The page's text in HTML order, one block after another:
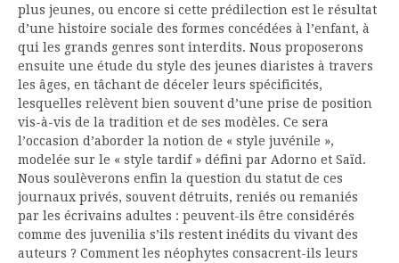
plus jeunes, ou encore si cette prédilection est le résultat
d’une histoire sociale des formes concédées à l’enfant, à
qui les grands genres sont interdits. Nous proposerons
ensuite une étude du style des jeunes diaristes à travers
les âges, en tâchant de déceler leurs spécificités,
lesquelles relèvent bien souvent d’une prise de position
vis-à-vis de la tradition et de ses modèles. Ce sera
l’occasion d’aborder la notion de « style juvénile »,
modelée sur le « style tardif » défini par Adorno et Saïd.
Nous soulèverons enfin la question du statut de ces
journaux privés, souvent détruits, reniés ou remaniés
par les écrivains adultes : peuvent-ils être considérés
comme des juvenilia s’ils restent inédits du vivant des
auteurs ? Comment les néophytes consacrent-ils leurs